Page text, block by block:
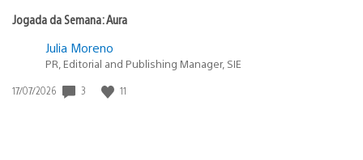
Jogada da Semana: Aura
Julia Moreno
PR, Editorial and Publishing Manager, SIE
Data
17/07/2026 3 11